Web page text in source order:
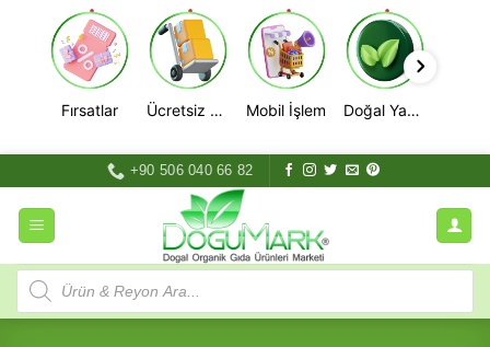
Fırsatlar Ücretsiz Kargo Mobil İşlem Doğal Yaşam
+90 506 040 66 82
Products
search